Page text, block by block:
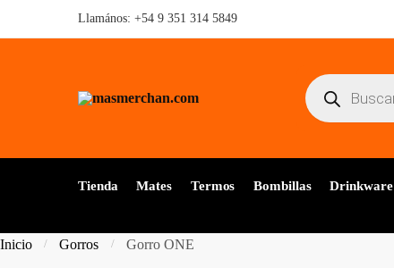
Llamános: +54 9 351 314 5849
Búsqueda
de
productos
Tienda Mates Termos Bombillas Drinkware
Inicio / Gorros / Gorro ONE